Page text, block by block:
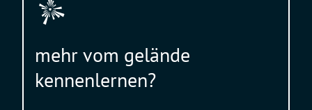
mehr vom gelände
kennenlernen?